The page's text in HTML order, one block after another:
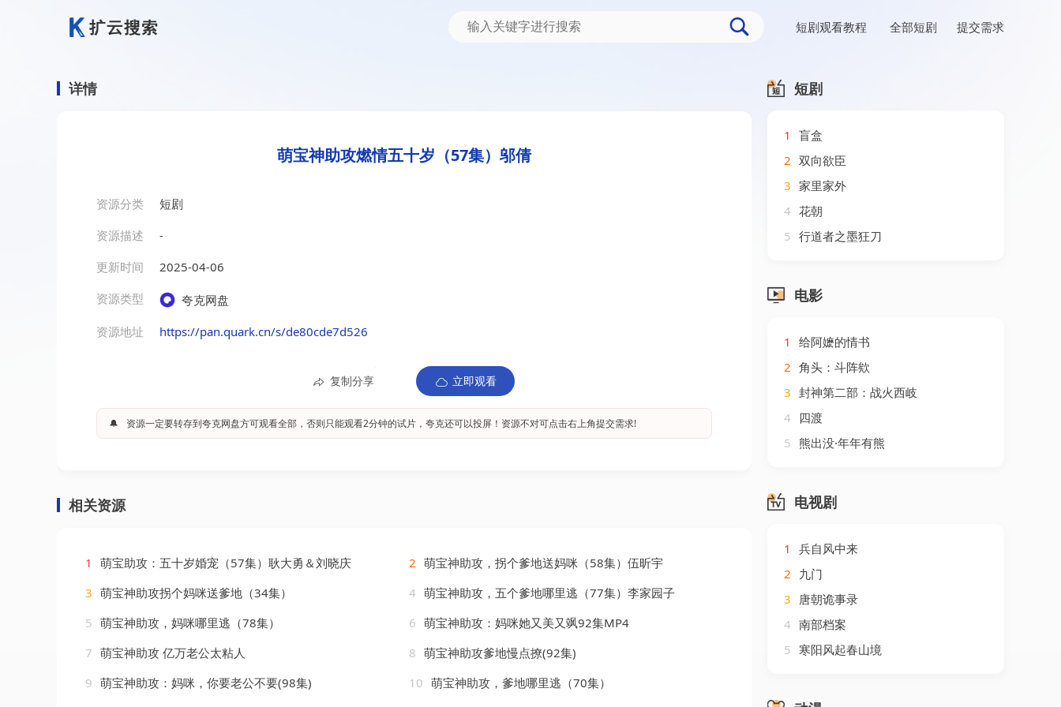
短剧观看教程 全部短剧 提交需求
详情
萌宝神助攻燃情五十岁（57集）邬倩
资源分类
短剧
资源描述
-
更新时间
2025-04-06
资源类型
夸克网盘
资源地址
https://pan.quark.cn/s/de80cde7d526
复制分享 立即观看
🔔 资源一定要转存到夸克网盘方可观看全部，否则只能观看2分钟的试片，夸克还可以投屏！资源不对可点击右上角提交需求!
相关资源
1 萌宝助攻：五十岁婚宠（57集）耿大勇＆刘晓庆 2 萌宝神助攻，拐个爹地送妈咪（58集）伍昕宇
3 萌宝神助攻拐个妈咪送爹地（34集） 4 萌宝神助攻，五个爹地哪里逃（77集）李家园子
5 萌宝神助攻，妈咪哪里逃（78集） 6 萌宝神助攻：妈咪她又美又飒92集MP4
7 萌宝神助攻 亿万老公太粘人 8 萌宝神助攻爹地慢点撩(92集)
9 萌宝神助攻：妈咪，你要老公不要(98集) 10 萌宝神助攻，爹地哪里逃（70集）
短剧
1
盲盒
2 双向欲臣
3 家里家外
4 花朝
5 行道者之墨狂刀
电影
1
给阿嬷的情书
2 角头：斗阵欸
3 封神第二部：战火西岐
4 四渡
5 熊出没·年年有熊
电视剧
1
兵自风中来
2 九门
3 唐朝诡事录
4 南部档案
5 寒阳风起春山境